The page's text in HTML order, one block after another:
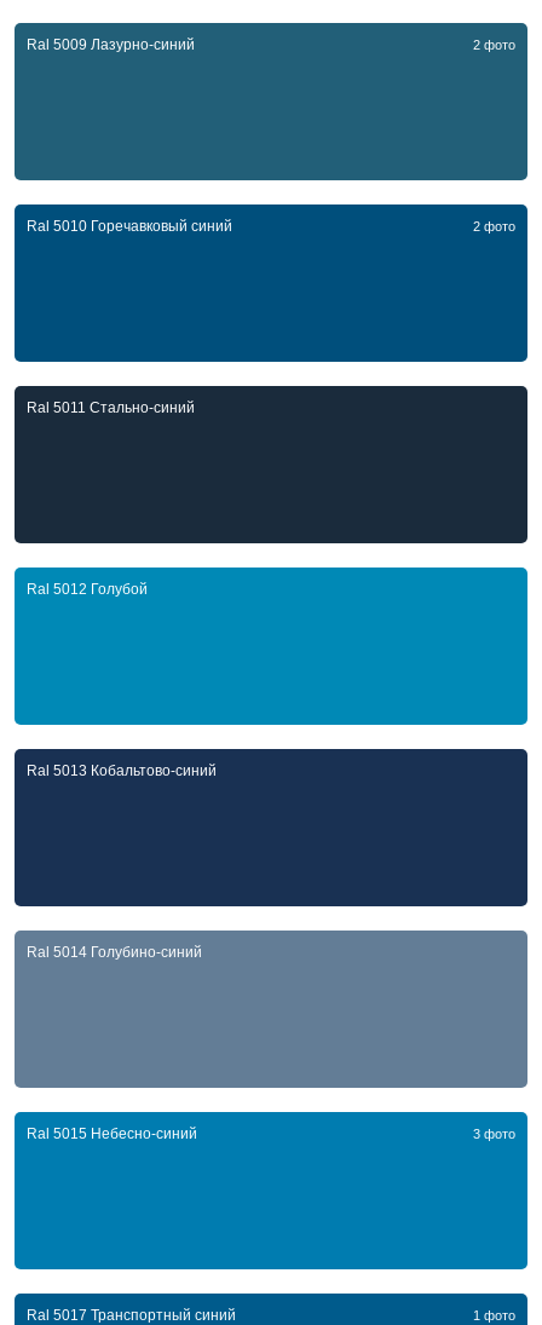
Ral 5009 Лазурно-синий 2 фото
Ral 5010 Горечавковый синий 2 фото
Ral 5011 Стально-синий
Ral 5012 Голубой
Ral 5013 Кобальтово-синий
Ral 5014 Голубино-синий
Ral 5015 Небесно-синий 3 фото
Ral 5017 Транспортный синий 1 фото